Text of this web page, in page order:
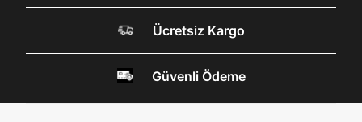
DOĞRU UNDER
ARMOUR SİTESİNDE
MİSİNİZ?
Ücretsiz Kargo
Güvenli Ödeme
Aksesuar Ticaret A.Ş. bünyesinde yer alan
markalara ait ürünlerin bana özel pazarlanması ve
Doğuş Grubu şirketlerinde bulunan pazarlama
verilerimin kişiselleştirilmiş reklamcılık faaliyeti
Kimlik, iletişim ve müşteri işlem verilerimin alınan
internet sitesi altyapı hizmetlerinin sunucularının yurt